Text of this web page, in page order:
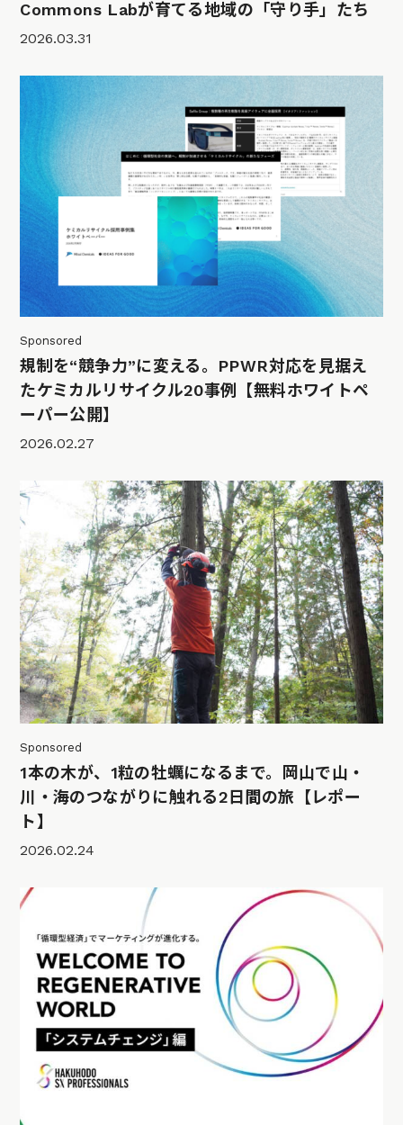
Commons Labが育てる地域の「守り手」たち
2026.03.31
Sponsored
規制を“競争力”に変える。PPWR対応を見据え
たケミカルリサイクル20事例【無料ホワイトペ
ーパー公開】
2026.02.27
Sponsored
1本の木が、1粒の牡蠣になるまで。岡山で山・
川・海のつながりに触れる2日間の旅【レポー
ト】
2026.02.24